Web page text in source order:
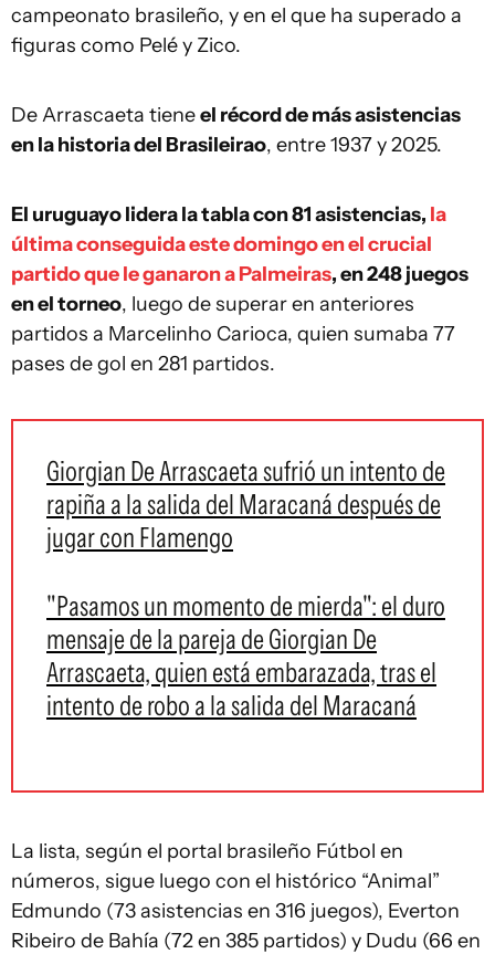
campeonato brasileño, y en el que ha superado a
figuras como Pelé y Zico.
De Arrascaeta tieneel récord de más asistencias
en la historia del Brasileirao, entre 1937 y 2025.
El uruguayo lidera la tabla con 81 asistencias, la
última conseguida este domingo en el crucial
partido que le ganaron a Palmeiras, en 248 juegos
en el torneo, luego de superar en anteriores
partidos a Marcelinho Carioca, quien sumaba 77
pases de gol en 281 partidos.
Giorgian De Arrascaeta sufrió un intento de
rapiña a la salida del Maracaná después de
jugar con Flamengo
"Pasamos un momento de mierda": el duro
mensaje de la pareja de Giorgian De
Arrascaeta, quien está embarazada, tras el
intento de robo a la salida del Maracaná
La lista, según el portal brasileño Fútbol en
números, sigue luego con el histórico “Animal”
Edmundo (73 asistencias en 316 juegos), Everton
Ribeiro de Bahía (72 en 385 partidos) y Dudu (66 en